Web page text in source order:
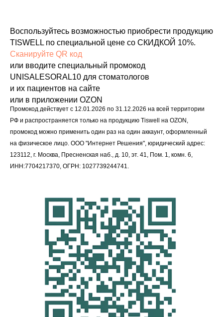
Воспользуйтесь возможностью приобрести продукцию
TISWELL по специальной цене со СКИДКОЙ 10%.
Сканируйте QR код
или вводите специальный промокод
UNISALESORAL10 для стоматологов
и их пациентов на сайте
или в приложении OZON
Промокод действует с 12.01.2026 по 31.12.2026 на всей территории
РФ и распространяется только на продукцию Tiswell на OZON,
промокод можно применить один раз на один аккаунт, оформленный
на физическое лицо. ООО "Интернет Решения", юридический адрес:
123112, г. Москва, Пресненская наб., д. 10, эт. 41, Пом. 1, комн. 6,
ИНН:7704217370, ОГРН: 1027739244741.